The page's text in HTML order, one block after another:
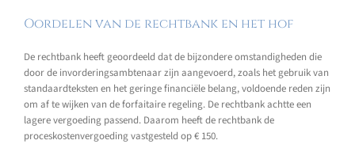
Oordelen van de rechtbank en het hof
De rechtbank heeft geoordeeld dat de bijzondere omstandigheden die
door de invorderingsambtenaar zijn aangevoerd, zoals het gebruik van
standaardteksten en het geringe financiële belang, voldoende reden zijn
om af te wijken van de forfaitaire regeling. De rechtbank achtte een
lagere vergoeding passend. Daarom heeft de rechtbank de
proceskostenvergoeding vastgesteld op € 150.